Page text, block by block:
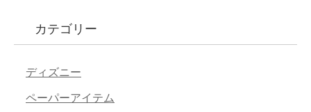
カテゴリー
ディズニー
ペーパーアイテム